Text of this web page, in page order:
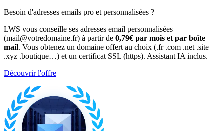
Besoin d'adresses emails pro et personnalisées ?
LWS vous conseille ses adresses email personnalisées
(mail@votredomaine.fr) à partir de 0,79€ par mois et par boîte
mail. Vous obtenez un domaine offert au choix (.fr .com .net .site
.xyz .boutique…) et un certificat SSL (https). Assistant IA inclus.
Découvrir l'offre